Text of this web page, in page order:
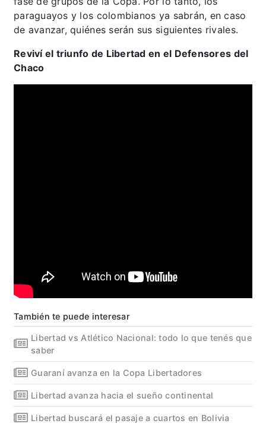
paraguayos y los colombianos ya sabrán, en caso
de avanzar, quiénes serán sus siguientes rivales.
Reviví el triunfo de Libertad en el Defensores del
Chaco
También te puede interesar
Libertad vs Atlético Nacional: todo lo que tenés que
saber
Guaraní avanza en la Copa Libertadores
Libertad avanza hacia el sueño continental
Libertad buscará el pasaje a cuartos en Bolivia